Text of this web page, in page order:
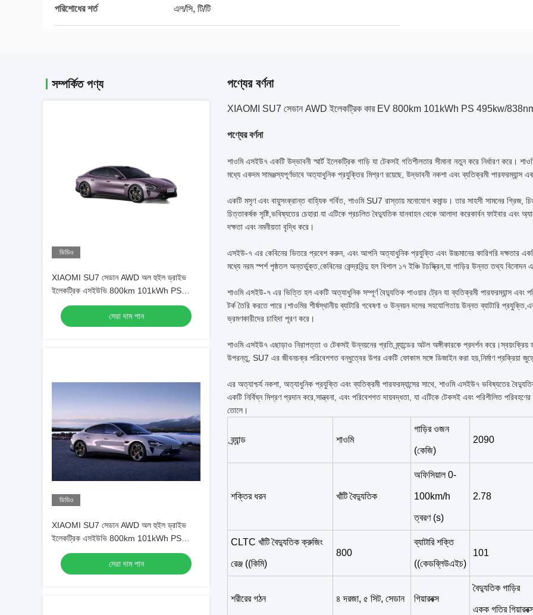
পরিশোধের শর্ত এল/সি, টি/টি
সম্পর্কিত পণ্য
ভিডিও
XIAOMI SU7 সেডান AWD অল হুইল ড্রাইভ
ইলেকট্রিক এসইউভি 800km 101kWh PS
495kw/838nm R19
সেরা দাম পান
ভিডিও
XIAOMI SU7 সেডান AWD অল হুইল ড্রাইভ
ইলেকট্রিক এসইউভি 800km 101kWh PS
495kw/838nm R19
সেরা দাম পান
পণ্যের বর্ণনা
XIAOMI SU7 সেডান AWD ইলেকট্রিক কার EV 800km 101kWh PS 495kw/838nm
পণ্যের বর্ণনা
শাওমি এসইউ৭ একটি উদ্ভাবনী স্মার্ট ইলেকট্রিক গাড়ি যা টেকসই গতিশীলতার সীমানা নতুন করে নির্ধারণ করে।
মধ্যে একদম সামঞ্জস্যপূর্ণভাবে অত্যাধুনিক প্রযুক্তির মিশ্রণ রয়েছে, উদ্ভাবনী নকশা এবং ব্যতিক্রমী পারফরম্যান্স
একটি মসৃণ এবং বায়ুসংক্রান্ত বাহ্যিক গর্বিত, শাওমি SU7 রাস্তায় মনোযোগ কমান্ড। তার সাহসী সামনের গ্রিজ,
চিত্তাকর্ষক সৃষ্টি,ভবিষ্যতের চেহারা যা এটিকে প্রচলিত বৈদ্যুতিক যানবাহন থেকে আলাদা করেকার্বন ফাইবার
দক্ষতা এবং নমনীয়তা বৃদ্ধি করে।
এসইউ-৭ এর কেবিনের ভিতরে প্রবেশ করুন, এবং আপনি অত্যাধুনিক প্রযুক্তি এবং উচ্চমানের কারিগরি দক্ষতার
মধ্যে নরম স্পর্শ পৃষ্ঠতল অন্তর্ভুক্ত,কেবিনের কেন্দ্রবিন্দু হল বিশাল ১৭ ইঞ্চি টচস্ক্রিন,যা গাড়ির উন্নত তথ্য বিনোদন
শাওমি এসইউ-৭ এর ভিত্তি হল একটি অত্যাধুনিক সম্পূর্ণ বৈদ্যুতিক পাওয়ার ট্রেন যা ব্যতিক্রমী পারফরম্যান্স
টর্ক তৈরি করতে পারে।শাওমির শীর্ষস্থানীয় ব্যাটারি গবেষণা ও উন্নয়ন দলের সহযোগিতায় উন্নত ব্যাটারি
ভ্রমণকারীদের চাহিদা পূরণ করে।
শাওমি এসইউ৭ এছাড়াও নিরাপত্তা ও টেকসই উন্নয়নের প্রতি ব্র্যান্ডের অটল অঙ্গীকারকে প্রদর্শন করে।স্বয়ংক্রিয়
উপরন্তু, SU7 এর জীবনচক্র পরিবেশগত বন্ধুত্বের উপর একটি ফোকাস সঙ্গে ডিজাইন করা হয়,নির্মাণ প্রক্রিয়া
এর অত্যাশ্চর্য নকশা, অত্যাধুনিক প্রযুক্তি এবং ব্যতিক্রমী পারফরম্যান্সের সাথে, শাওমি এসইউ৭ ভবিষ্যতের
একটি নির্বিঘ্ন মিশ্রণ প্রদান করে,সান্ত্বনা, এবং পরিবেশগত দায়বদ্ধতা, যা এটিকে টেকসই এবং পরিশীলিত
তোলে।
ব্র্যান্ড শাওমি
গাড়ির ওজন
(কেজি)
2090
শক্তির ধরন খাঁটি বৈদ্যুতিক
অফিসিয়াল 0-
100km/h
ত্বরণ (s)
2.78
CLTC খাঁটি বৈদ্যুতিক ক্রুজিং
রেঞ্জ ((কিমি)
800
ব্যাটারি শক্তি
((কেডব্লিউএইচ)
101
শরীরের গঠন ৪ দরজা, ৫ সিট, সেডান গিয়ারবক্স
বৈদ্যুতিক গাড়ির
একক গতির